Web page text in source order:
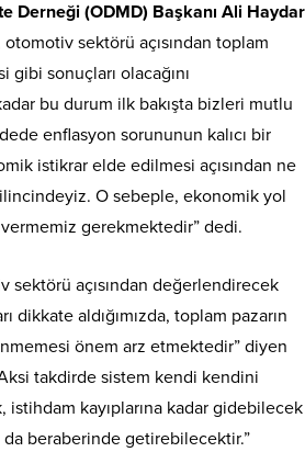
Derneği (ODMD) Başkanı Ali Haydar
otomotiv sektörü açısından toplam
sonuçları olacağını
bu durum ilk bakışta bizleri mutlu
enflasyon sorununun kalıcı bir
istikrar elde edilmesi açısından ne
O sebeple, ekonomik yol
vermemiz gerekmektedir” dedi.
sektörü açısından değerlendirecek
dikkate aldığımızda, toplam pazarın
önem arz etmektedir” diyen
takdirde sistem kendi kendini
istihdam kayıplarına kadar gidebilecek
da beraberinde getirebilecektir.”